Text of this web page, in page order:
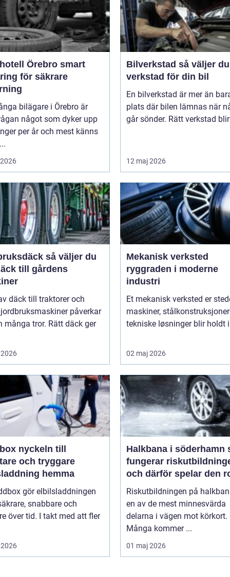
Örebro smart
för säkrare
bilägare i Örebro är
något som dyker upp
per år och mest känns
Bilverkstad så väljer du rätt
verkstad för din bil
En bilverkstad är mer än
plats där bilen lämnas när
går sönder. Rätt verkstad
12 maj 2026
så väljer du
till gårdens
däck till traktorer och
påverkar
många tror. Rätt däck ger
Mekanisk verksted
ryggraden i moderne
industri
Et mekanisk verksted er
maskiner,
tekniske løsninger blir holdt
02 maj 2026
till
och tryggare
hemma
gör elbilsladdningen
snabbare och
över tid. I takt med att fler
Halkbana i söderhamn så
fungerar
och därför spelar den
Riskutbildningen på
en av de mest minnesvärda
delarna i vägen mot körkort.
Många kommer ...
01 maj 2026